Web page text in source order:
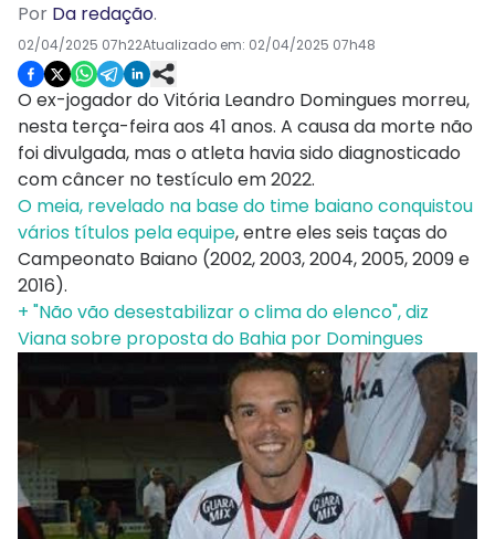
Por Da redação.
02/04/2025 07h22Atualizado em: 02/04/2025 07h48
O ex-jogador do Vitória Leandro Domingues morreu,
nesta terça-feira aos 41 anos. A causa da morte não
foi divulgada, mas o atleta havia sido diagnosticado
com câncer no testículo em 2022.
O meia, revelado na base do time baiano conquistou
vários títulos pela equipe, entre eles seis taças do
Campeonato Baiano (2002, 2003, 2004, 2005, 2009 e
2016).
+ "Não vão desestabilizar o clima do elenco", diz
Viana sobre proposta do Bahia por Domingues